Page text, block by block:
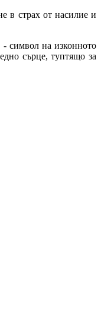
в страх от насилие и
символ на изконното
сърце, туптящо за